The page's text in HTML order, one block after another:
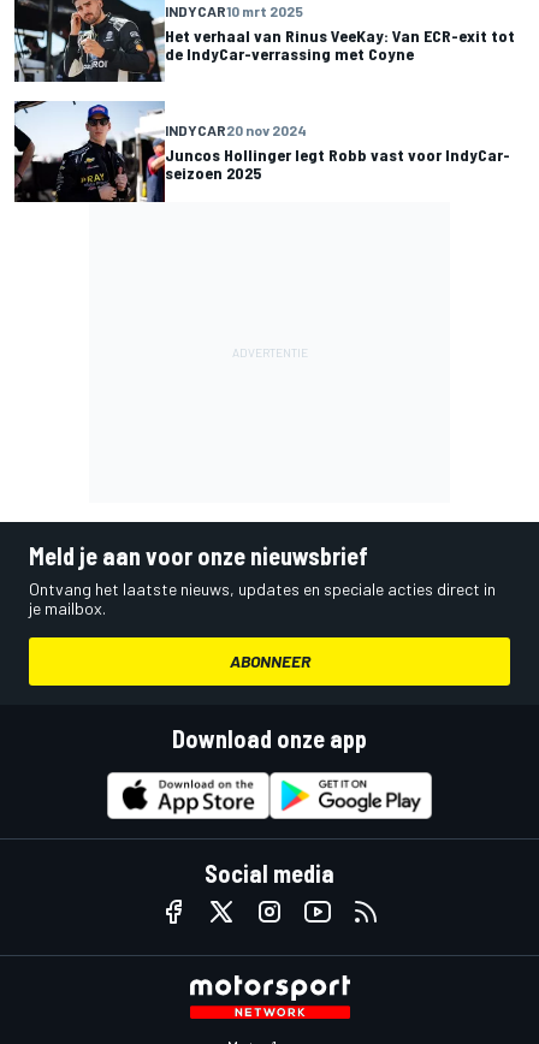
INDYCAR10 mrt 2025
Het verhaal van Rinus VeeKay: Van ECR-exit tot
de IndyCar-verrassing met Coyne
INDYCAR20 nov 2024
Juncos Hollinger legt Robb vast voor IndyCar-
seizoen 2025
Meld je aan voor onze nieuwsbrief
Ontvang het laatste nieuws, updates en speciale acties direct in
je mailbox.
ABONNEER
Download onze app
Social media